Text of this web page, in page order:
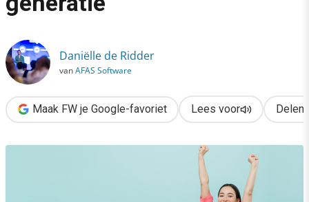
Daniëlle de Ridder
vanAFAS Software
Maak FW je Google-favoriet Lees voor Delen